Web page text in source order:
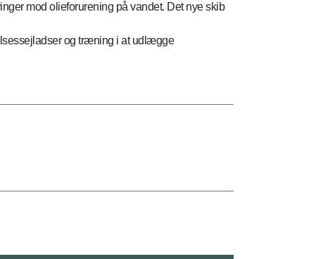
mod olieforurening på vandet. Det nye skib
og træning i at udlægge